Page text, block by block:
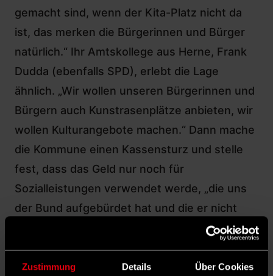
Zustimmung Details Über Cookies
gemacht sind, wenn der Kita-Platz nicht da
ist, das merken die Bürgerinnen und Bürger
natürlich.“ Ihr Amtskollege aus Herne, Frank
Dudda (ebenfalls SPD), erlebt die Lage
ähnlich. „Wir wollen unseren Bürgerinnen und
Bürgern auch Kunstrasenplätze anbieten, wir
wollen Kulturangebote machen.“ Dann mache
die Kommune einen Kassensturz und stelle
fest, dass das Geld nur noch für
Sozialleistungen verwendet werde, „die uns
der Bund aufgebürdet hat und die er nicht
Was die Finanznot für Bürger*innen bedeutet
Das macht auch etwas mit den Menschen, die